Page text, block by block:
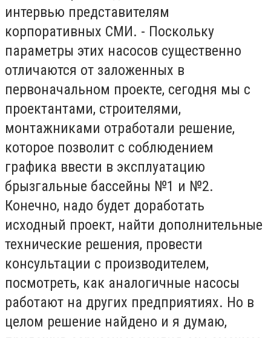
интервью представителям
корпоративных СМИ. - Поскольку
параметры этих насосов существенно
отличаются от заложенных в
первоначальном проекте, сегодня мы с
проектантами, строителями,
монтажниками отработали решение,
которое позволит с соблюдением
графика ввести в эксплуатацию
брызгальные бассейны №1 и №2.
Конечно, надо будет доработать
исходный проект, найти дополнительные
технические решения, провести
консультации с производителем,
посмотреть, как аналогичные насосы
работают на других предприятиях. Но в
целом решение найдено и я думаю,